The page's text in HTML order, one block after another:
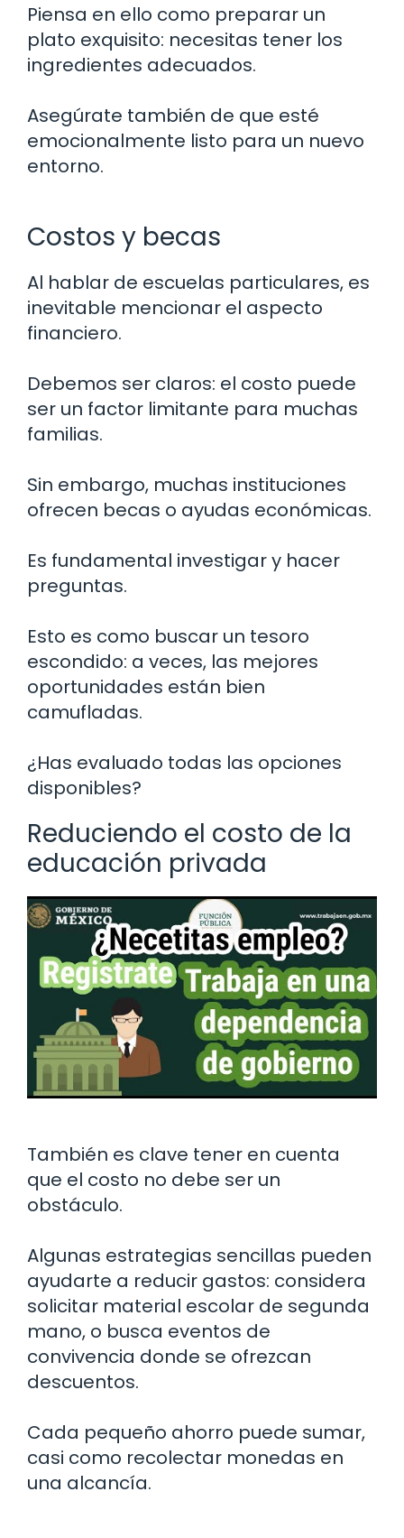
Piensa en ello como preparar un
plato exquisito: necesitas tener los
ingredientes adecuados.
Asegúrate también de que esté
emocionalmente listo para un nuevo
entorno.
Costos y becas
Al hablar de escuelas particulares, es
inevitable mencionar el aspecto
financiero.
Debemos ser claros: el costo puede
ser un factor limitante para muchas
familias.
Sin embargo, muchas instituciones
ofrecen becas o ayudas económicas.
Es fundamental investigar y hacer
preguntas.
Esto es como buscar un tesoro
escondido: a veces, las mejores
oportunidades están bien
camufladas.
¿Has evaluado todas las opciones
disponibles?
Reduciendo el costo de la
educación privada
También es clave tener en cuenta
que el costo no debe ser un
obstáculo.
Algunas estrategias sencillas pueden
ayudarte a reducir gastos: considera
solicitar material escolar de segunda
mano, o busca eventos de
convivencia donde se ofrezcan
descuentos.
Cada pequeño ahorro puede sumar,
casi como recolectar monedas en
una alcancía.